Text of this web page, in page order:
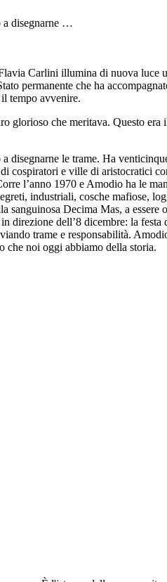
a disegnarne …
Carlini illumina di nuova
permanente che ha
tempo avvenire.
che meritava. Questo era
le trame. Ha
cospiratori e ville di aristocratici
l’anno 1970 e Amodio ha le
industriali, cosche mafiose,
sanguinosa Decima Mas, a
dell’8 dicembre: la
trame e responsabilità.
che noi oggi abbiamo della storia.